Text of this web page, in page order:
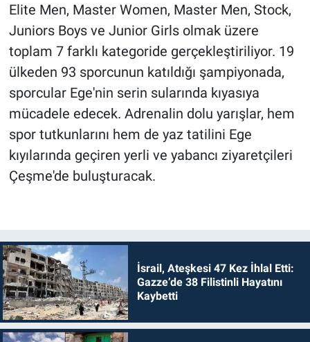
Elite Men, Master Women, Master Men, Stock,
Juniors Boys ve Junior Girls olmak üzere
toplam 7 farklı kategoride gerçekleştiriliyor. 19
ülkeden 93 sporcunun katıldığı şampiyonada,
sporcular Ege'nin serin sularında kıyasıya
mücadele edecek. Adrenalin dolu yarışlar, hem
spor tutkunlarını hem de yaz tatilini Ege
kıyılarında geçiren yerli ve yabancı ziyaretçileri
Çeşme'de buluşturacak.
İsrail, Ateşkesi 47 Kez İhlal Etti:
Gazze’de 38 Filistinli Hayatını
Kaybetti